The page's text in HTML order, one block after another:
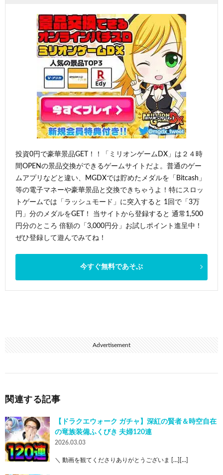
投資0円で豪華景品GET！！「ミリオンゲームDX」は２４時
間OPENの景品交換ができるゲームサイトだよ。普通のゲー
ムアプリなどと違い、MGDXでは貯めたメダルを「Bitcash」
等の電子マネーや豪華景品と交換できちゃうよ！特にスロッ
トゲームでは「ラッシュモード」に突入すると 1回で「3万
円」分のメダルをGET！ 当サイトから登録すると 通常1,500
円分のところ 倍額の「3,000円分」お試しポイント進呈中！
ぜひ登録して遊んでみてね！
今すぐ無料であそぶ
Advertisement
関連する記事
【ドラクエウォーク ガチャ】深紅の賢者＆時空自在
の竜族装備ふくびき 夫婦120連
2026.03.03
＼ 動画を観てくださりありがとうございま […][…]